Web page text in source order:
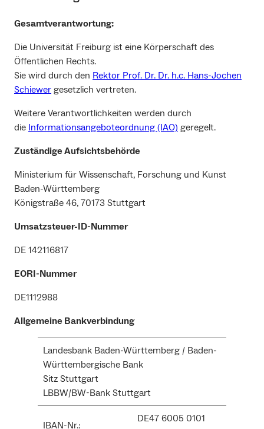
Gesamtverantwortung:
Die Universität Freiburg ist eine Körperschaft des
Öffentlichen Rechts.
Sie wird durch den Rektor Prof. Dr. Dr. h.c. Hans-Jochen
Schiewer gesetzlich vertreten.
Weitere Verantwortlichkeiten werden durch
die Informationsangeboteordnung (IAO) geregelt.
Zuständige Aufsichtsbehörde
Ministerium für Wissenschaft, Forschung und Kunst
Baden-Württemberg
Königstraße 46, 70173 Stuttgart
Umsatzsteuer-ID-Nummer
DE 142116817
EORI-Nummer
DE1112988
Allgemeine Bankverbindung
Landesbank Baden-Württemberg / Baden-
Württembergische Bank
Sitz Stuttgart
LBBW/BW-Bank Stuttgart
IBAN-Nr.:
DE47 6005 0101